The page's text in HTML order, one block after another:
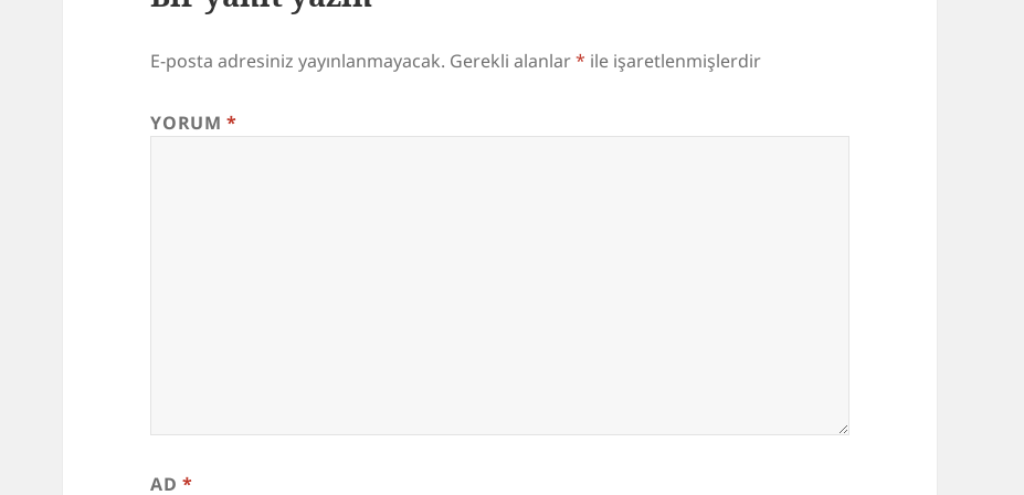
E-posta adresiniz yayınlanmayacak. Gerekli alanlar* ile işaretlenmişlerdir
YORUM*
AD*